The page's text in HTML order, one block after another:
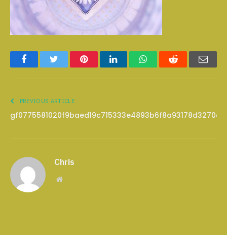
FacebookTwitter PinterestLinkedInWhatsAppReddit
PREVIOUS ARTICLE
Chris
Website